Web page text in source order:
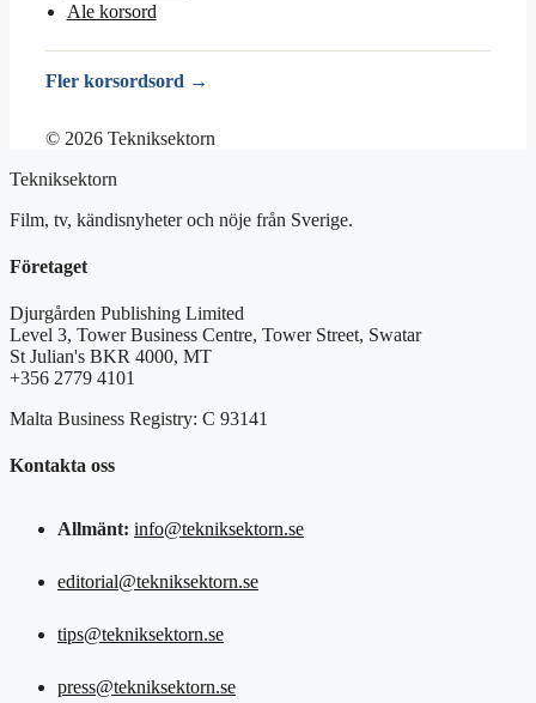
Ale korsord
Fler korsordsord →
© 2026 Tekniksektorn
Tekniksektorn
Film, tv, kändisnyheter och nöje från Sverige.
Företaget
Djurgården Publishing Limited
Level 3, Tower Business Centre, Tower Street, Swatar
St Julian's BKR 4000, MT
+356 2779 4101
Malta Business Registry: C 93141
Kontakta oss
Allmänt: info@tekniksektorn.se
editorial@tekniksektorn.se
tips@tekniksektorn.se
press@tekniksektorn.se